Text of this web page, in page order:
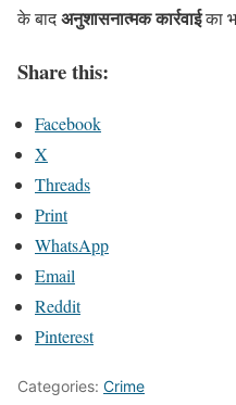
के बादअनुशासनात्मक कार्रवाईका
Share this:
Facebook
X
Threads
Print
WhatsApp
Email
Reddit
Pinterest
Categories: Crime